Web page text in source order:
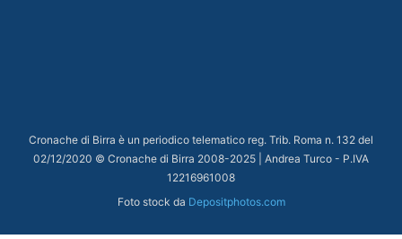
Cronache di Birra è un periodico telematico reg. Trib. Roma n. 132 del
02/12/2020 © Cronache di Birra 2008-2025 | Andrea Turco - P.IVA
12216961008
Foto stock da Depositphotos.com